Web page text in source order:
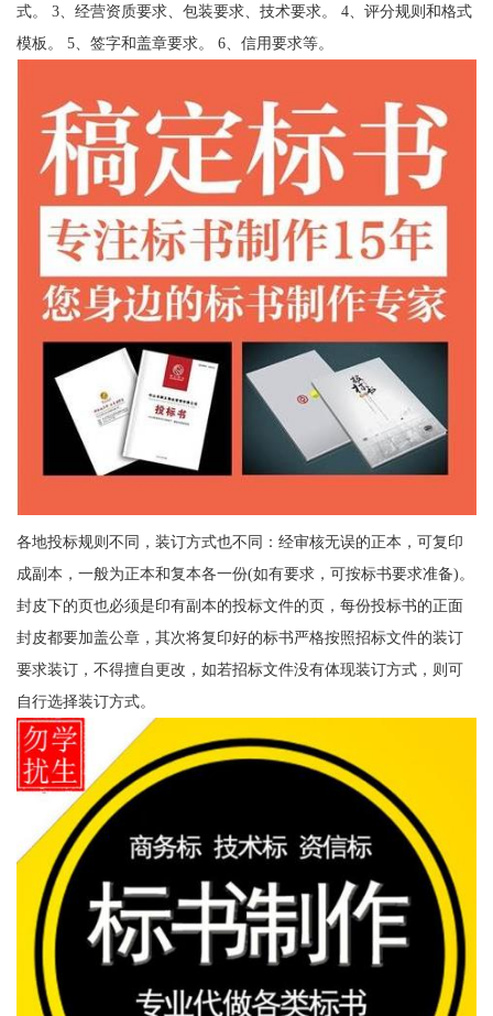
式。 3、经营资质要求、包装要求、技术要求。 4、评分规则和格式
模板。 5、签字和盖章要求。 6、信用要求等。
各地投标规则不同，装订方式也不同：经审核无误的正本，可复印
成副本，一般为正本和复本各一份(如有要求，可按标书要求准备)。
封皮下的页也必须是印有副本的投标文件的页，每份投标书的正面
封皮都要加盖公章，其次将复印好的标书严格按照招标文件的装订
要求装订，不得擅自更改，如若招标文件没有体现装订方式，则可
自行选择装订方式。